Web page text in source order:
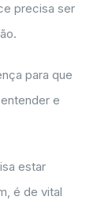
precisa ser
para que
e
estar
é de vital